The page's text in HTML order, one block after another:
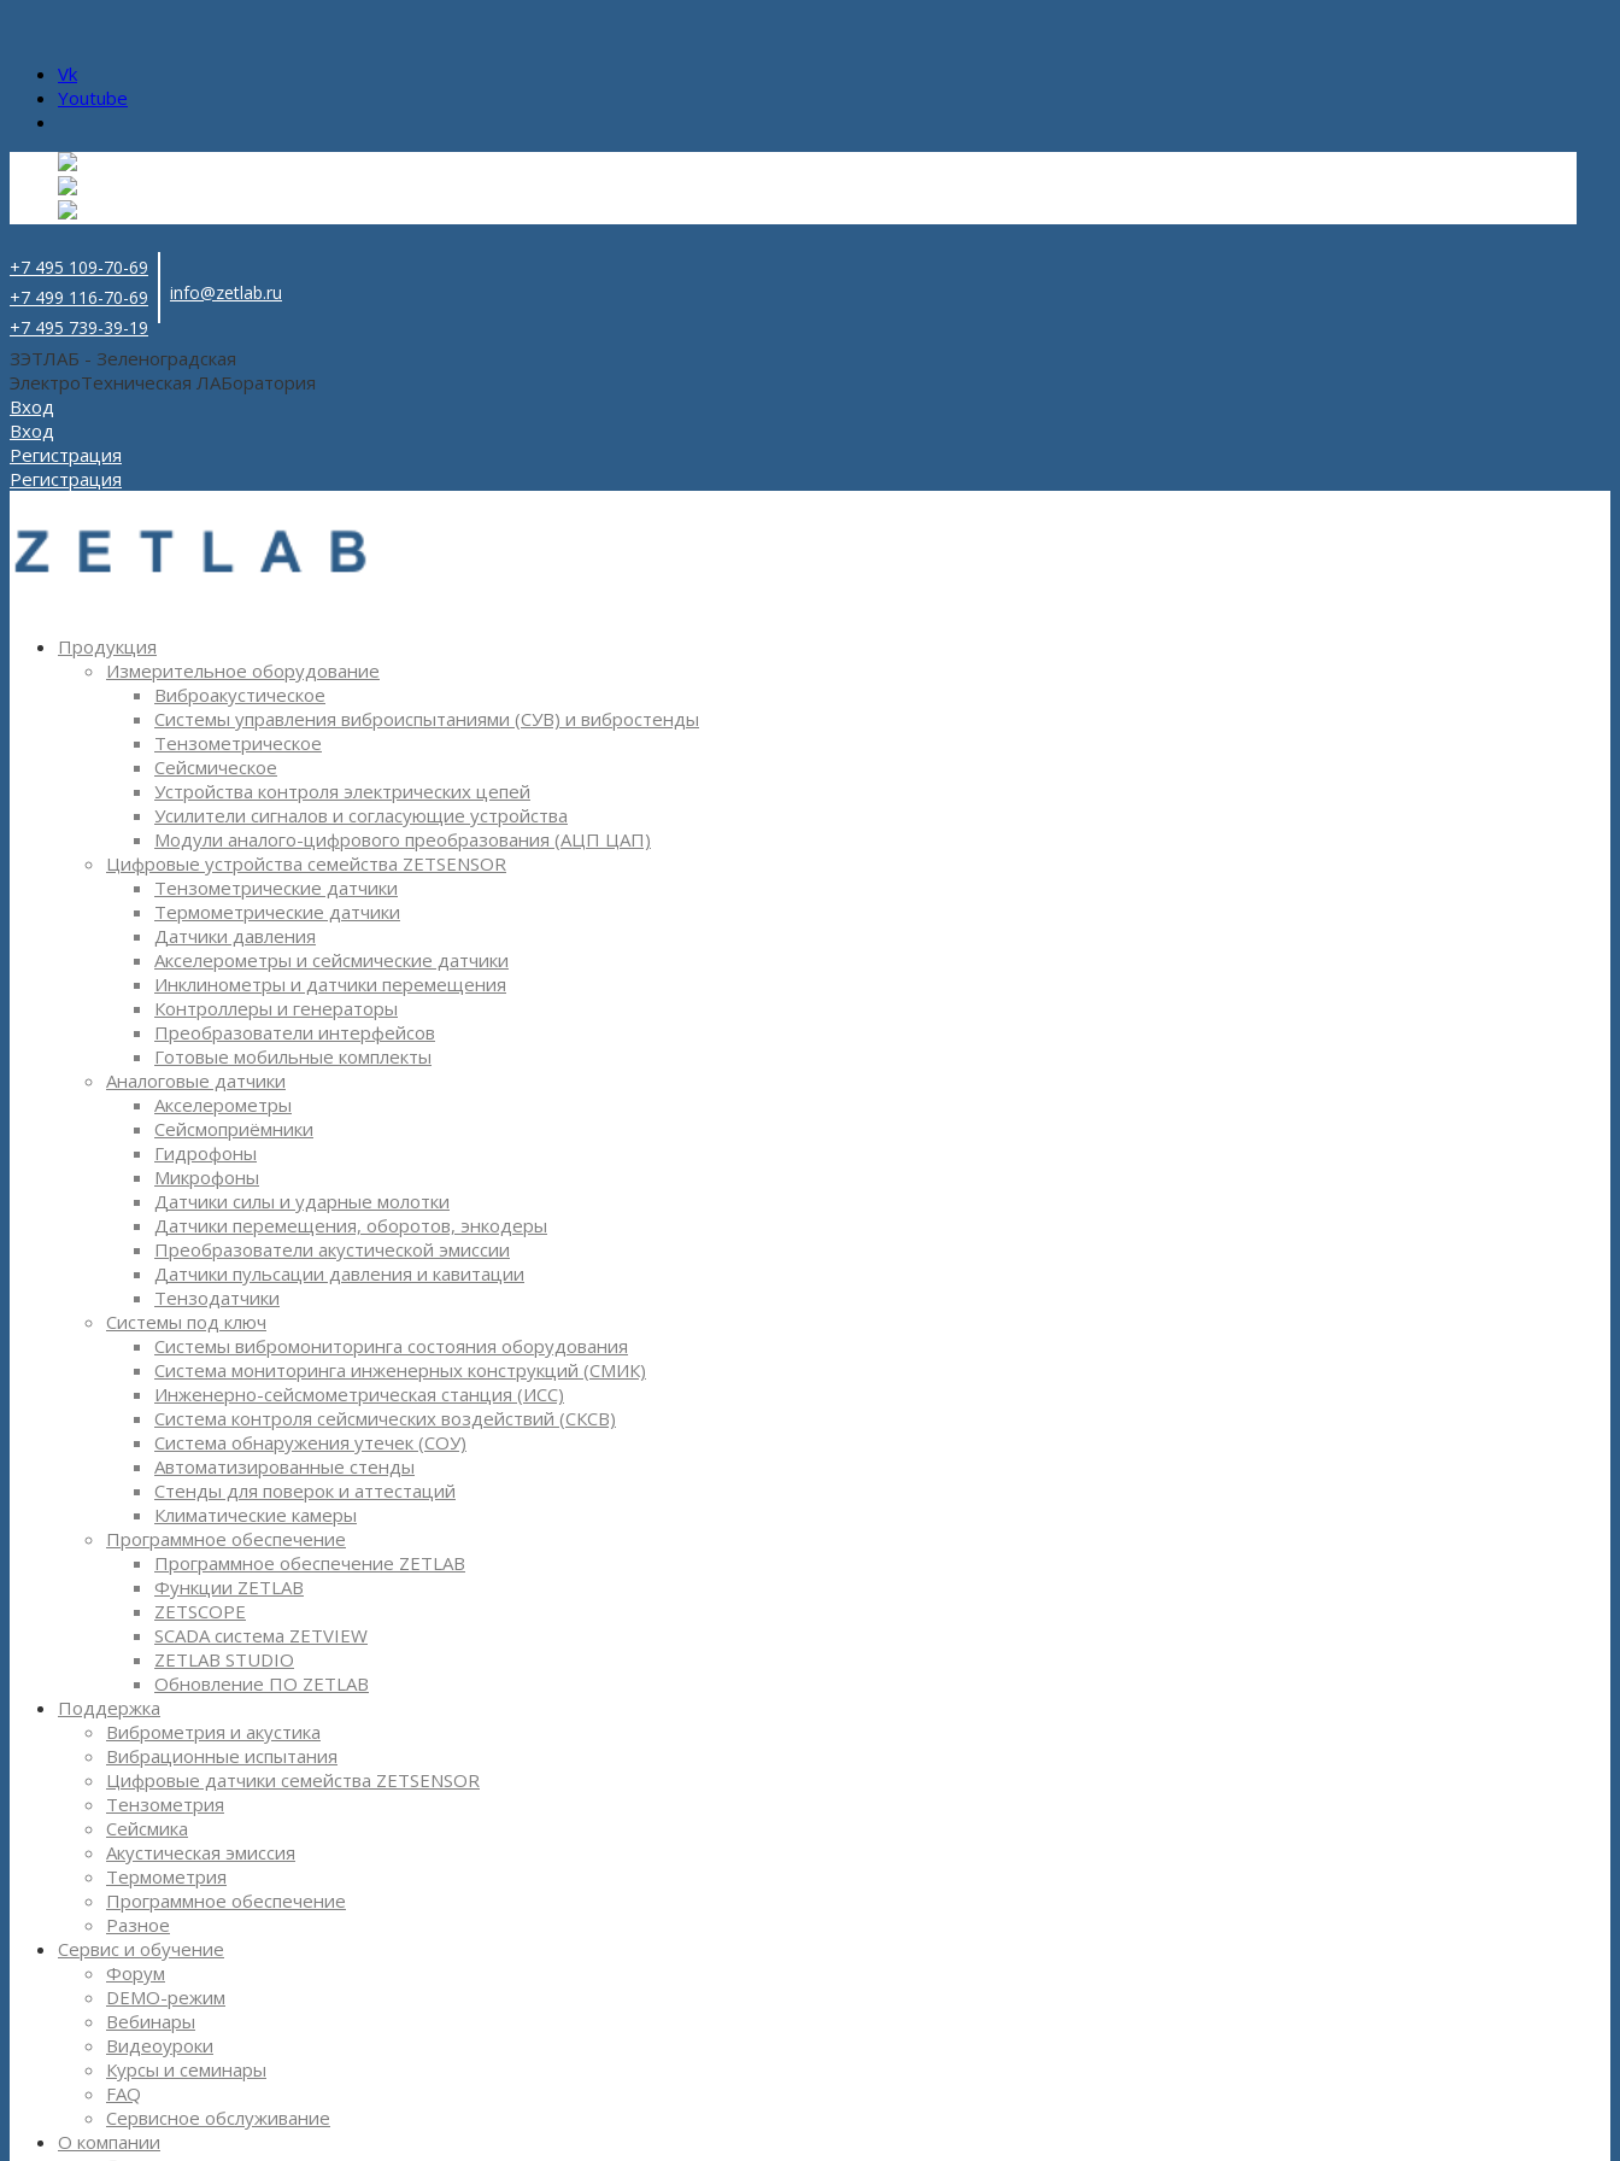
Vk
Youtube
+7 495 109-70-69
+7 499 116-70-69
+7 495 739-39-19
info@zetlab.ru
ЗЭТЛАБ - Зеленоградская
ЭлектроТехническая ЛАБоратория
Вход
Вход
Регистрация
Регистрация
Продукция
Измерительное оборудование
Виброакустическое
Системы управления виброиспытаниями (СУВ) и вибростенды
Тензометрическое
Сейсмическое
Устройства контроля электрических цепей
Усилители сигналов и согласующие устройства
Модули аналого-цифрового преобразования (АЦП ЦАП)
Цифровые устройства семейства ZETSENSOR
Тензометрические датчики
Термометрические датчики
Датчики давления
Акселерометры и сейсмические датчики
Инклинометры и датчики перемещения
Контроллеры и генераторы
Преобразователи интерфейсов
Готовые мобильные комплекты
Аналоговые датчики
Акселерометры
Сейсмоприёмники
Гидрофоны
Микрофоны
Датчики силы и ударные молотки
Датчики перемещения, оборотов, энкодеры
Преобразователи акустической эмиссии
Датчики пульсации давления и кавитации
Тензодатчики
Системы под ключ
Системы вибромониторинга состояния оборудования
Система мониторинга инженерных конструкций (СМИК)
Инженерно-сейсмометрическая станция (ИСС)
Система контроля сейсмических воздействий (СКСВ)
Система обнаружения утечек (СОУ)
Автоматизированные стенды
Стенды для поверок и аттестаций
Климатические камеры
Программное обеспечение
Программное обеспечение ZETLAB
Функции ZETLAB
ZETSCOPE
SCADA система ZETVIEW
ZETLAB STUDIO
Обновление ПО ZETLAB
Поддержка
Виброметрия и акустика
Вибрационные испытания
Цифровые датчики семейства ZETSENSOR
Тензометрия
Сейсмика
Акустическая эмиссия
Термометрия
Программное обеспечение
Разное
Сервис и обучение
Форум
DEMO-режим
Вебинары
Видеоуроки
Курсы и семинары
FAQ
Сервисное обслуживание
О компании